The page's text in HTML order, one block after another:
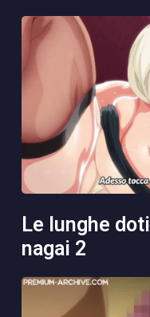
le lunghe doti della signorina
nagai 2